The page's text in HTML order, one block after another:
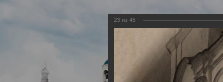
23 из 45